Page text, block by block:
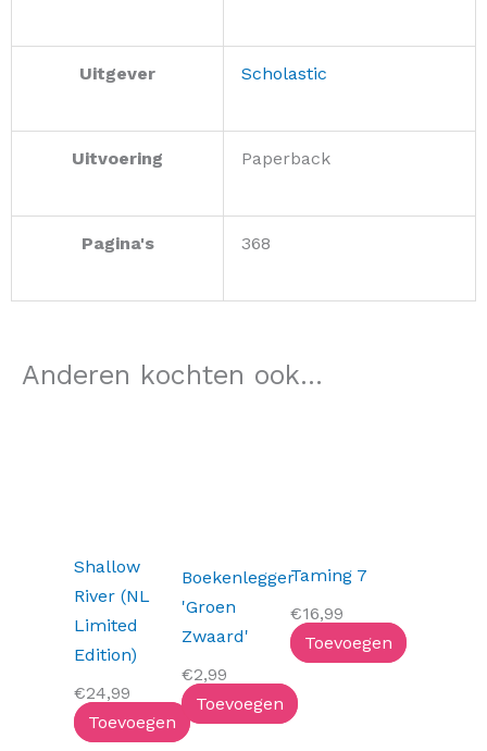
Uitgever Scholastic
Uitvoering Paperback
Pagina's 368
Anderen kochten ook...
Shallow
River (NL
Limited
Edition)
€24,99
Toevoegen
Boekenlegger
'Groen
Zwaard'
€2,99
Toevoegen
Taming 7
€16,99
Toevoegen